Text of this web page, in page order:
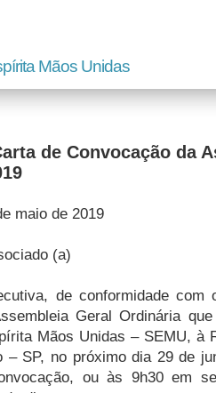
Mãos Unidas
de Convocação da
maio de 2019
(a)
de conformidade
Geral Ordinária
Mãos Unidas – SEMU, à
– SP, no próximo dia 29 de
ou às 9h30 em